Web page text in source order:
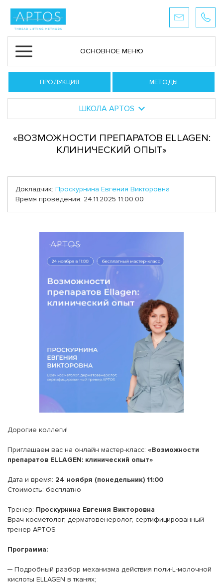
ОСНОВНОЕ МЕНЮ
ПРОДУКЦИЯ МЕТОДЫ
ШКОЛА APTOS
«ВОЗМОЖНОСТИ ПРЕПАРАТОВ ELLAGEN:
КЛИНИЧЕСКИЙ ОПЫТ»
Докладчик: Проскурнина Евгения Викторовна
Время проведения: 24.11.2025 11:00:00
Дорогие коллеги!
Приглашаем вас на онлайн мастер-класс: «Возможности
препаратов ELLAGEN: клинический опыт»
Дата и время: 24 ноября (понедельник) 11:00
Стоимость: бесплатно
Тренер: Проскурнина Евгения Викторовна
Врач косметолог, дерматовенеролог, сертифицированный
тренер APTOS
Программа:
─ Подробный разбор механизма действия поли-L-молочной
кислоты ELLAGEN в тканях;